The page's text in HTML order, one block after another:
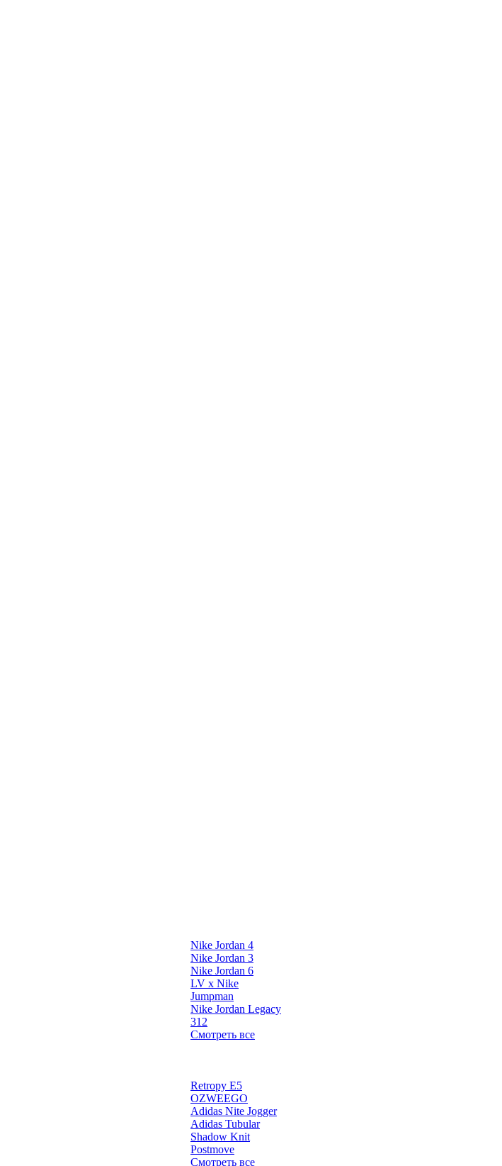
Nike Jordan 4
Nike Jordan 3
Nike Jordan 6
LV x Nike
Jumpman
Nike Jordan Legacy
312
Смотреть все
Retropy E5
OZWEEGO
Adidas Nite Jogger
Adidas Tubular
Shadow Knit
Postmove
Смотреть все